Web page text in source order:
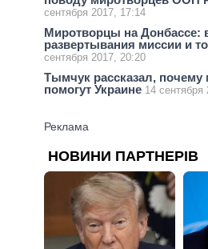
сентября 2017, 17:14
Миротворцы на Донбассе:
развертывания миссии и
сентября 2017, 20:20
Тымчук рассказал,
помогут Украине 14 сентября